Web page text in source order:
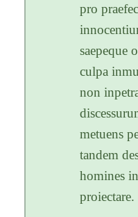
pro
saepeque
culpa
non
metuens
tandem
homines
proiectare.